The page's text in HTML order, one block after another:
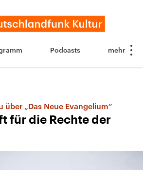
Podcasts
über „Das Neue Evangelium“
für die Rechte der